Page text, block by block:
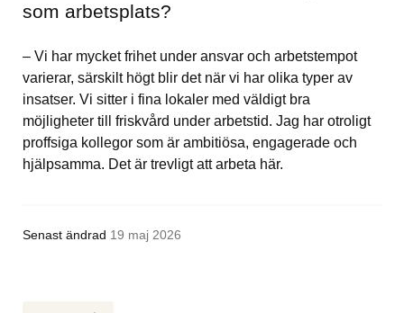
som arbetsplats?
– Vi har mycket frihet under ansvar och arbetstempot
varierar, särskilt högt blir det när vi har olika typer av
insatser. Vi sitter i fina lokaler med väldigt bra
möjligheter till friskvård under arbetstid. Jag har otroligt
proffsiga kollegor som är ambitiösa, engagerade och
hjälpsamma. Det är trevligt att arbeta här.
Senast ändrad 19 maj 2026